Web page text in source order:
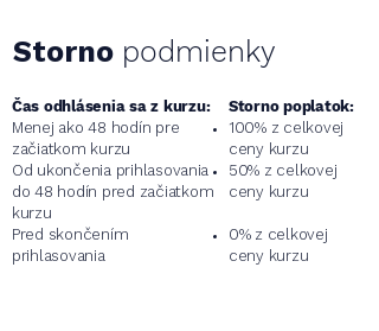
Storno podmienky
Čas odhlásenia sa z kurzu:
Menej ako 48 hodín pre
začiatkom kurzu
Od ukončenia prihlasovania
do 48 hodín pred začiatkom
kurzu
Pred skončením
prihlasovania
Storno poplatok:
100% z celkovej
ceny kurzu
50% z celkovej
ceny kurzu
0% z celkovej
ceny kurzu